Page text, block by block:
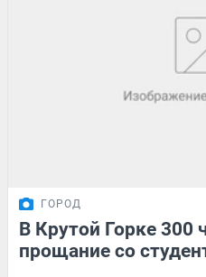
ГОРОД
В Крутой Горке 300
прощание со